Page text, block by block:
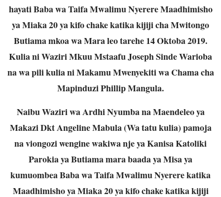
hayati Baba wa Taifa Mwalimu Nyerere Maadhimisho
ya Miaka 20 ya kifo chake katika kijiji cha Mwitongo
Butiama mkoa wa Mara leo tarehe 14 Oktoba 2019.
Kulia ni Waziri Mkuu Mstaafu Joseph Sinde Warioba
na wa pili kulia ni Makamu Mwenyekiti wa Chama cha
Mapinduzi Phillip Mangula.
Naibu Waziri wa Ardhi Nyumba na Maendeleo ya
Makazi Dkt Angeline Mabula (Wa tatu kulia) pamoja
na viongozi wengine wakiwa nje ya Kanisa Katoliki
Parokia ya Butiama mara baada ya Misa ya
kumuombea Baba wa Taifa Mwalimu Nyerere katika
Maadhimisho ya Miaka 20 ya kifo chake katika kijiji